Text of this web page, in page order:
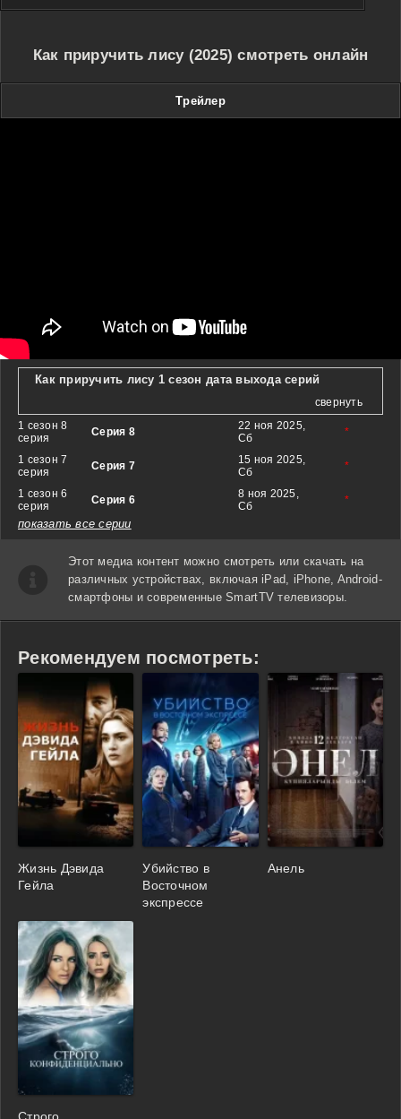
Как приручить лису (2025) смотреть онлайн
Трейлер
Как приручить лису 1 сезон дата выхода серий
свернуть
1 сезон 8
серия
Серия 8
22 ноя 2025,
Сб
*
1 сезон 7
серия
Серия 7
15 ноя 2025,
Сб
*
1 сезон 6
серия
Серия 6
8 ноя 2025,
Сб
*
показать все серии
Этот медиа контент можно смотреть или скачать на
различных устройствах, включая iPad, iPhone, Android-
смартфоны и современные SmartTV телевизоры.
Рекомендуем посмотреть:
Жизнь Дэвида
Гейла
Убийство в
Восточном
экспрессе
Анель